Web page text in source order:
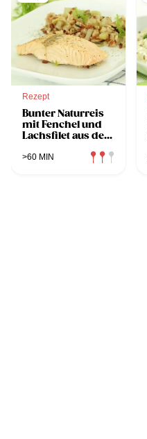
Rezept
Bunter Naturreis
mit Fenchel und
Lachsfilet aus dem
>60 MIN